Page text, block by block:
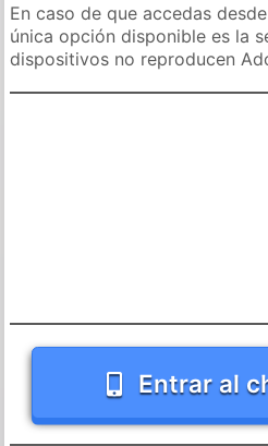
En caso de que accedas
única opción disponible es la
dispositivos no reproducen
Entrar al